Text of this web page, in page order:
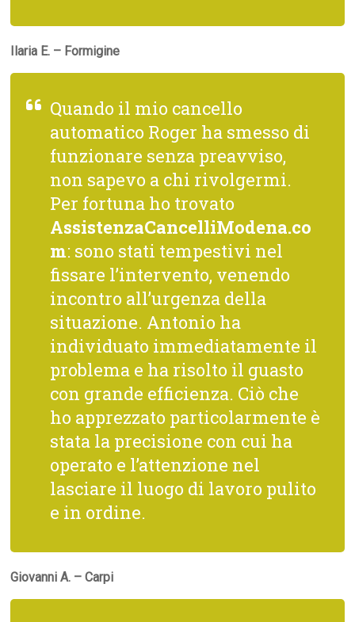
Ilaria E. – Formigine
Quando il mio cancello
automatico Roger ha smesso di
funzionare senza preavviso,
non sapevo a chi rivolgermi.
Per fortuna ho trovato
AssistenzaCancelliModena.co
m: sono stati tempestivi nel
fissare l’intervento, venendo
incontro all’urgenza della
situazione. Antonio ha
individuato immediatamente il
problema e ha risolto il guasto
con grande efficienza. Ciò che
ho apprezzato particolarmente è
stata la precisione con cui ha
operato e l’attenzione nel
lasciare il luogo di lavoro pulito
e in ordine.
Giovanni A. – Carpi